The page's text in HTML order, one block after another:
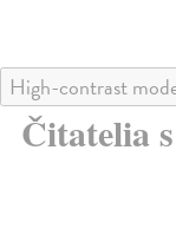
High-contrast
Čitatelia